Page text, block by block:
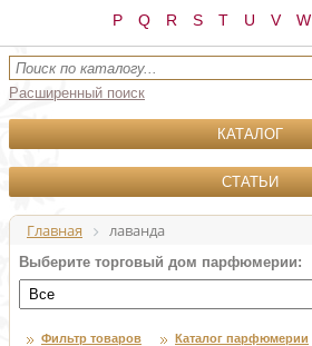
P
Q R S T U V W
Расширенный поиск
КАТАЛОГ
СТАТЬИ
Главная лаванда
Выберите торговый дом парфюмерии:
Фильтр товаров Каталог парфюмерии